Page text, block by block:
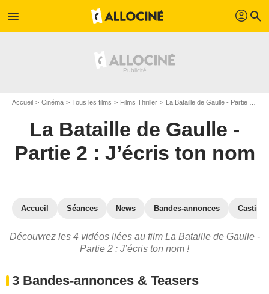
menu profil search
Accueil Cinéma Tous les films Films Thriller La Bataille de Gaulle - Partie 2 : J’écris ton nom
La Bataille de Gaulle -
Partie 2 : J’écris ton nom
Accueil Séances News Bandes-annonces Casting
Découvrez les 4 vidéos liées au film La Bataille de Gaulle -
Partie 2 : J’écris ton nom !
3 Bandes-annonces & Teasers